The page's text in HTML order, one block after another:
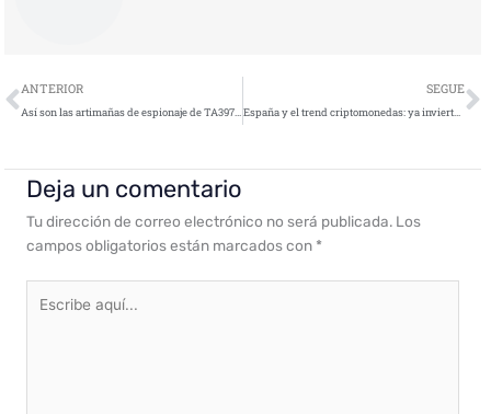
Ant
ANTERIOR
Así son las artimañas de espionaje de TA397 contra gobiernos, diplomacia y defensa
SEGUE
España y el trend criptomonedas: ya invierten el 9 % de la población
Deja un comentario
Tu dirección de correo electrónico no será publicada. Los
campos obligatorios están marcados con *
aquí...